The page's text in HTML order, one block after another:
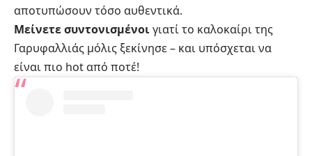
αποτυπώσουν τόσο αυθεντικά.
Μείνετε συντονισμένοιγιατί το καλοκαίρι της
Γαρυφαλλιάς μόλις ξεκίνησε – και υπόσχεται να
είναι πιο hot από ποτέ!